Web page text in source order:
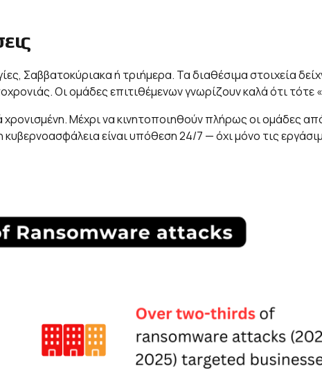
Σαββατοκύριακα ή τριήμερα. Τα διαθέσιμα στοιχεία
Οι ομάδες επιτιθέμενων γνωρίζουν καλά ότι τότε
Μέχρι να κινητοποιηθούν πλήρως οι ομάδες
είναι υπόθεση 24/7 — όχι μόνο τις